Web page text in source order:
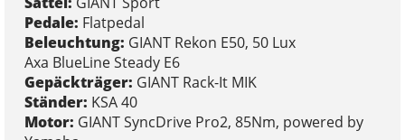
Pedale: Flatpedal
Beleuchtung: GIANT Rekon E50, 50 Lux
Axa BlueLine Steady E6
Gepäckträger: GIANT Rack-It MIK
Ständer: KSA 40
Motor: GIANT SyncDrive Pro2, 85Nm, powered by